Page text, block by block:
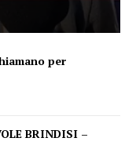
per
BRINDISI –